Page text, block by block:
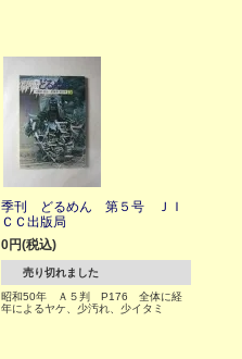
季刊 どるめん 第５号 ＪＩ
ＣＣ出版局
0円(税込)
売り切れました
昭和50年 Ａ５判 P176 全体に経
年によるヤケ、少汚れ、少イタミ